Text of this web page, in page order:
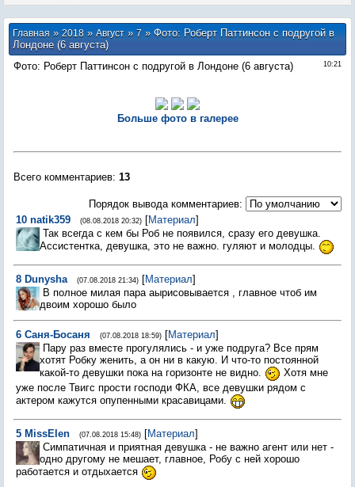
Главная»2018 » Август » 7» Фото: Роберт Паттинсон с подругой в
Лондоне (6 августа)
10:21
Фото: Роберт Паттинсон с подругой в Лондоне (6 августа)
Больше фото в галерее
Всего комментариев: 13
Порядок вывода комментариев:
10 natik359 (08.08.2018 20:32) [Материал]
Так всегда с кем бы Роб не появился, сразу его девушка.
Ассистентка, девушка, это не важно. гуляют и молодцы.
8 Dunysha (07.08.2018 21:34) [Материал]
В полное милая пара аырисовывается , главное чтоб им
двоим хорошо было
6 Саня-Босаня (07.08.2018 18:59) [Материал]
Пару раз вместе прогулялись - и уже подруга? Все прям
хотят Робку женить, а он ни в какую. И что-то постоянной
какой-то девушки пока на горизонте не видно.
Хотя мне
уже после Твигс прости господи ФКА, все девушки рядом с
актером кажутся опупенными красавицами.
5 MissElen (07.08.2018 15:48) [Материал]
Симпатичная и приятная девушка - не важно агент или нет -
одно другому не мешает, главное, Робу с ней хорошо
работается и отдыхается